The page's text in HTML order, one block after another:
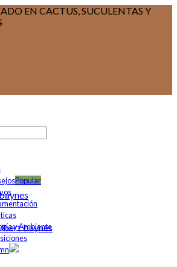
EN CACTUS, SUCULENTAS Y
y Ambiente